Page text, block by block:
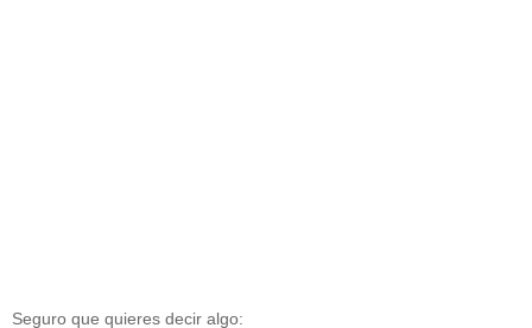
Seguro que quieres decir algo: